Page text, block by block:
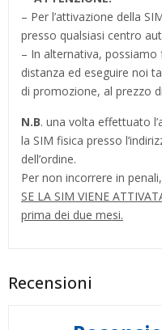
– Per l’attivazione della
presso qualsiasi centro
– In alternativa,
distanza ed eseguire noi
di promozione, al prezzo
N.B. una volta effettuato
la SIM fisica presso
dell’ordine.
Per non incorrere in penali,
SE LA SIM VIENE
prima dei due mesi.
Recensioni